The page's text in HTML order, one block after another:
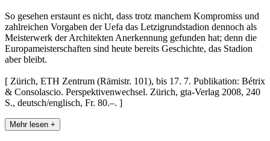
So gesehen erstaunt es nicht, dass trotz manchem Kompromiss und
zahlreichen Vorgaben der Uefa das Letzigrundstadion dennoch als
Meisterwerk der Architekten Anerkennung gefunden hat; denn die
Europameisterschaften sind heute bereits Geschichte, das Stadion
aber bleibt.
[ Zürich, ETH Zentrum (Rämistr. 101), bis 17. 7. Publikation: Bétrix
& Consolascio. Perspektivenwechsel. Zürich, gta-Verlag 2008, 240
S., deutsch/englisch, Fr. 80.–. ]
Mehr lesen +